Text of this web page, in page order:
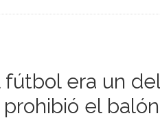
fútbol era un
el balón